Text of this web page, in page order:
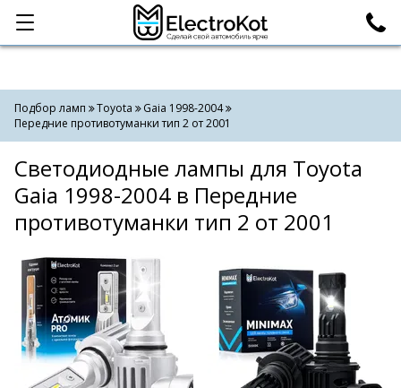
Категории Поиск
Подбор ламп Toyota
Gaia 1998-2004
Передние противотуманки тип 2 от 2001
Светодиодные лампы для Toyota
Gaia 1998-2004 в Передние
противотуманки тип 2 от 2001